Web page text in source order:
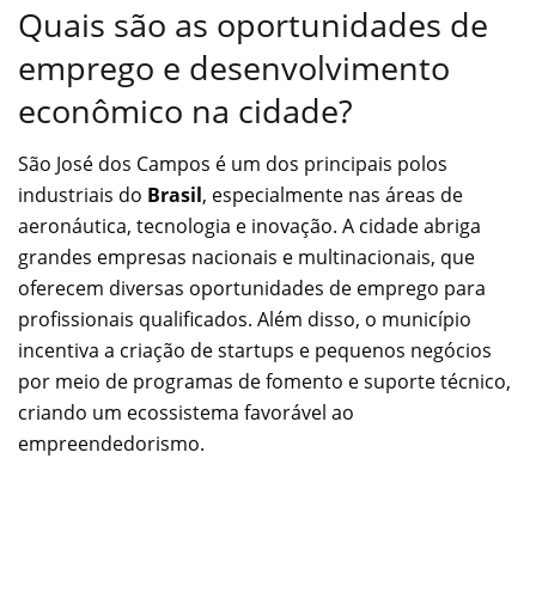
Quais são as oportunidades de
emprego e desenvolvimento
econômico na cidade?
São José dos Campos é um dos principais polos
industriais do Brasil, especialmente nas áreas de
aeronáutica, tecnologia e inovação. A cidade abriga
grandes empresas nacionais e multinacionais, que
oferecem diversas oportunidades de emprego para
profissionais qualificados. Além disso, o município
incentiva a criação de startups e pequenos negócios
por meio de programas de fomento e suporte técnico,
criando um ecossistema favorável ao
empreendedorismo.